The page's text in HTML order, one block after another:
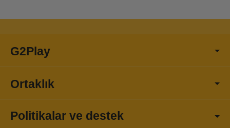
G2Play
Ortaklık
Politikalar ve destek